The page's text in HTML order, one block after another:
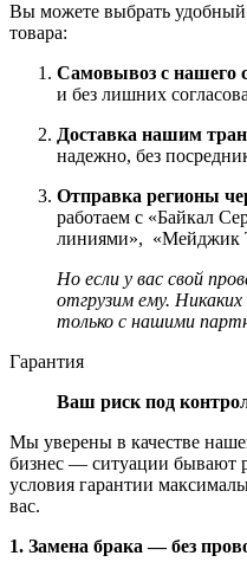
Вы можете выбрать удобный
товара:
Самовывоз с нашего
и без лишних
Доставка нашим
надежно, без
Отправка регионы
работаем с «Байкал
линиями», «Мейджик
Но если у вас свой
отгрузим ему.
только с нашими
Гарантия
Ваш риск под
Мы уверены в качестве
бизнес — ситуации бывают
условия гарантии
вас.
1. Замена брака — без